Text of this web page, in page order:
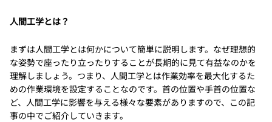
人間工学とは？
まずは人間工学とは何かについて簡単に説明します。なぜ理想的
な姿勢で座ったり立ったりすることが長期的に見て有益なのかを
理解しましょう。つまり、人間工学とは作業効率を最大化するた
めの作業環境を設定することなのです。首の位置や手首の位置な
ど、人間工学に影響を与える様々な要素がありますので、この記
事の中でご紹介していきます。